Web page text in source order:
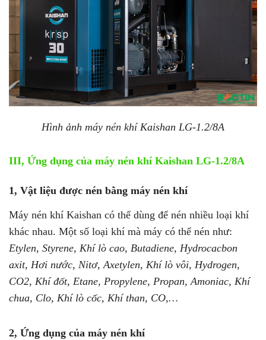
Hình ảnh máy nén khí Kaishan LG-1.2/8A
III, Ứng dụng của máy nén khí Kaishan LG-1.2/8A
1, Vật liệu được nén bằng máy nén khí
Máy nén khí Kaishan có thể dùng để nén nhiều loại khí
khác nhau. Một số loại khí mà máy có thể nén như:
Etylen, Styrene, Khí lò cao, Butadiene, Hydrocacbon
axit, Hơi nước, Nitơ, Axetylen, Khí lò vôi, Hydrogen,
CO2, Khí đốt, Etane, Propylene, Propan, Amoniac, Khí
chua, Clo, Khí lò cốc, Khí than, CO,…
2, Ứng dụng của máy nén khí